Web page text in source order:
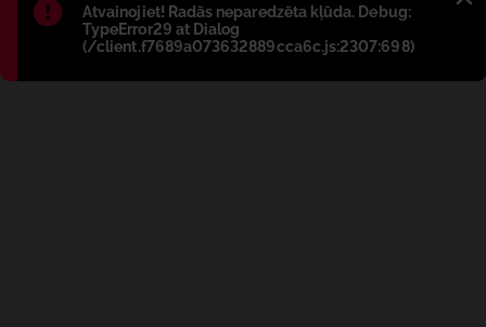
Błąd:
Atvainojiet! Radās neparedzēta kļūda. Debug:
TypeError29 at Dialog
(/client.f7689a073632889cca6c.js:2307:698)